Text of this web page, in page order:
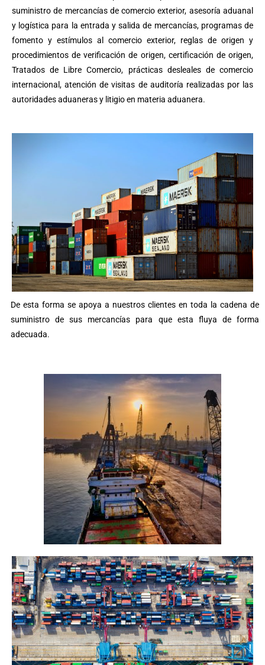
suministro de mercancías de comercio exterior, asesoría aduanal
y logística para la entrada y salida de mercancías, programas de
fomento y estímulos al comercio exterior, reglas de origen y
procedimientos de verificación de origen, certificación de origen,
Tratados de Libre Comercio, prácticas desleales de comercio
internacional, atención de visitas de auditoría realizadas por las
autoridades aduaneras y litigio en materia aduanera.
De esta forma se apoya a nuestros clientes en toda la cadena de
suministro de sus mercancías para que esta fluya de forma
adecuada.